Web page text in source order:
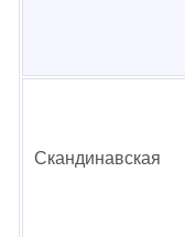
Скандинавская